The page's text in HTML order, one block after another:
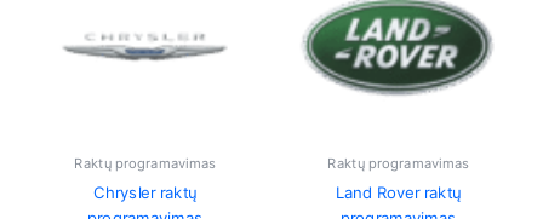
Raktų programavimas
Chrysler raktų
Raktų programavimas
Land Rover raktų